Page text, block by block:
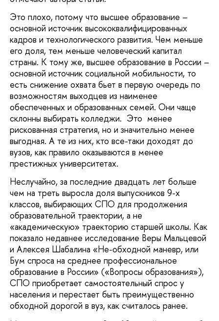
Это плохо, потому что высшее образование –
основной источник высококвалифицированных
кадров и технологического развития. Чем меньше
его доля, тем меньше человеческий капитал
страны. К тому же, высшее образование в России –
основной источник социальной мобильности, то
есть снижение охвата бьет в первую очередь по
возможностям выходцев из наименее
обеспеченных и образованных семей. Они чаще
склонны выбирать колледжи. Это менее
рискованная стратегия, но и значительно менее
выгодная. А те из них, кто все-таки доходят до
вузов, как правило оказываются в менее
престижных университетах.
Неслучайно, за последние двадцать лет больше
чем на треть выросла доля выпускников 9-х
классов, выбирающих СПО для продолжения
образовательной траектории, а не
«академическую» траекторию старшей школы. Как
показало недавнее исследование Веры Мальцевой
и Алексея Шабалина «Не-обходной маневр, или
Бум спроса на среднее профессиональное
образование в России» («Вопросы образования»),
СПО приобретает самостоятельный спрос у
населения и перестает быть преимущественно
обходной дорогой в вуз, как считалось ранее.